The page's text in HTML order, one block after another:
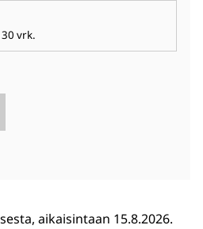
30 vrk.
aikaisintaan 15.8.2026.